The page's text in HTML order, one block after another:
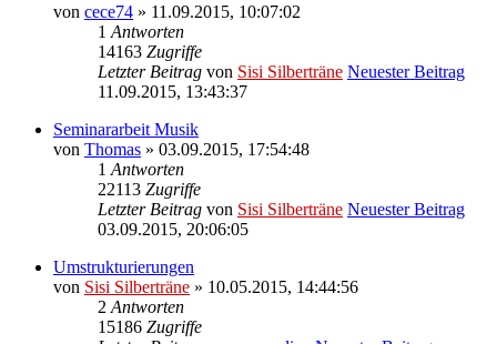
von cece74 » 11.09.2015, 10:07:02
1 Antworten
14163 Zugriffe
Letzter Beitrag von Sisi Silberträne Neuester Beitrag
11.09.2015, 13:43:37
Seminararbeit Musik
von Thomas » 03.09.2015, 17:54:48
1 Antworten
22113 Zugriffe
Letzter Beitrag von Sisi Silberträne Neuester Beitrag
03.09.2015, 20:06:05
Umstrukturierungen
von Sisi Silberträne » 10.05.2015, 14:44:56
2 Antworten
15186 Zugriffe